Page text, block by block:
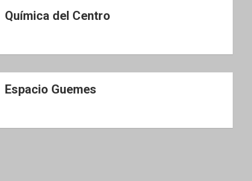
Química del Centro
Espacio Guemes